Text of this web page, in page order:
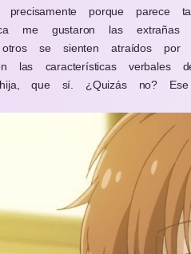
porque
me gustaron las extrañas
se sienten atraídos por
las características
que sí. ¿Quizás no? Ese